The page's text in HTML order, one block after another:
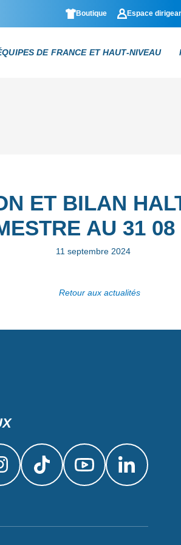
Boutique Espace
DE FRANCE ET HAUT-NIVEAU
ET BILAN
AU 31 08
11 septembre 2024
Retour aux actualités